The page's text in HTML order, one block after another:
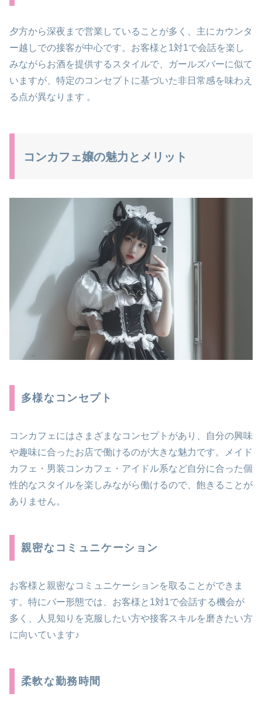
夕方から深夜まで営業していることが多く、主にカウンタ
ー越しでの接客が中心です。お客様と1対1で会話を楽し
みながらお酒を提供するスタイルで、ガールズバーに似て
いますが、特定のコンセプトに基づいた非日常感を味わえ
る点が異なります​ ​。
コンカフェ嬢の魅力とメリット
多様なコンセプト
コンカフェにはさまざまなコンセプトがあり、自分の興味
や趣味に合ったお店で働けるのが大きな魅力です。メイド
カフェ・男装コンカフェ・アイドル系など自分に合った個
性的なスタイルを楽しみながら働けるので、飽きることが
ありません​。
親密なコミュニケーション
お客様と親密なコミュニケーションを取ることができま
す。特にバー形態では、お客様と1対1で会話する機会が
多く、人見知りを克服したい方や接客スキルを磨きたい方
に向いています​♪
柔軟な勤務時間